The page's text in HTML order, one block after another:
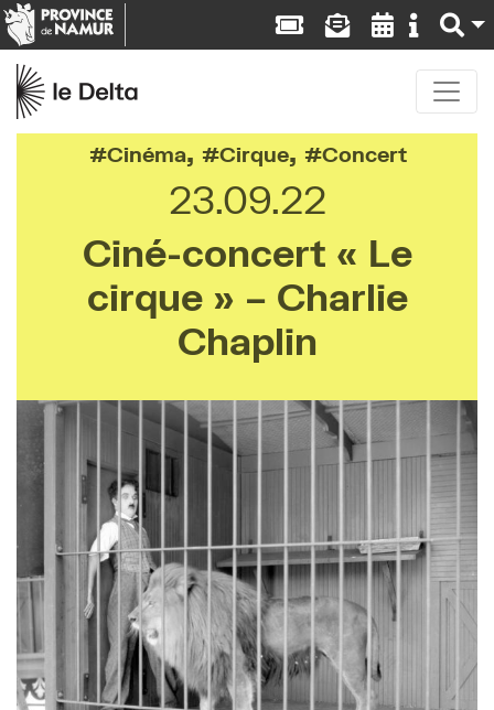
Cinéma, Cirque, Concert
23.09.22
Ciné-concert « Le
cirque » – Charlie
Chaplin